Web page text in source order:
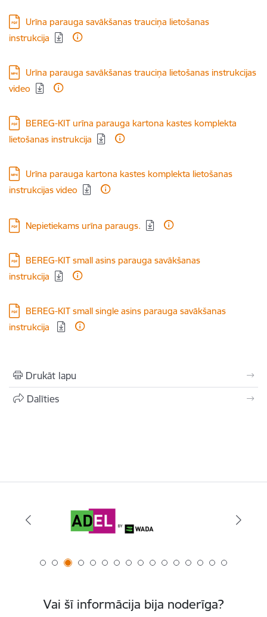
Lejupielādēt:
Urīna parauga savākšanas trauciņa lietošanas
instrukcija
Lejupielādēt:
Urīna parauga savākšanas trauciņa lietošanas instrukcijas
video
Lejupielādēt:
BEREG-KIT urīna parauga kartona kastes komplekta
lietošanas instrukcija
Lejupielādēt:
Urīna parauga kartona kastes komplekta lietošanas
instrukcijas video
Lejupielādēt:
Nepietiekams urīna paraugs.
Lejupielādēt:
BEREG-KIT small asins parauga savākšanas
instrukcija
Lejupielādēt:
BEREG-KIT small single asins parauga savākšanas
instrukcija
Drukāt lapu
Dalīties
Vai šī informācija bija noderīga?